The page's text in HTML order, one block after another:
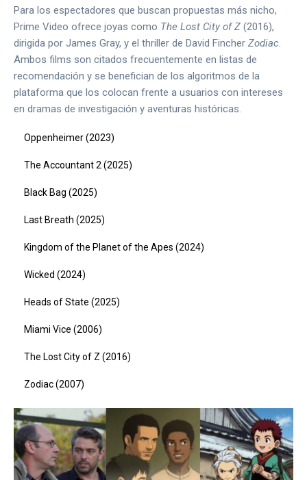
Para los espectadores que buscan propuestas más nicho,
Prime Video ofrece joyas como The Lost City of Z (2016),
dirigida por James Gray, y el thriller de David Fincher Zodiac.
Ambos films son citados frecuentemente en listas de
recomendación y se benefician de los algoritmos de la
plataforma que los colocan frente a usuarios con intereses
en dramas de investigación y aventuras históricas.
Oppenheimer (2023)
The Accountant 2 (2025)
Black Bag (2025)
Last Breath (2025)
Kingdom of the Planet of the Apes (2024)
Wicked (2024)
Heads of State (2025)
Miami Vice (2006)
The Lost City of Z (2016)
Zodiac (2007)